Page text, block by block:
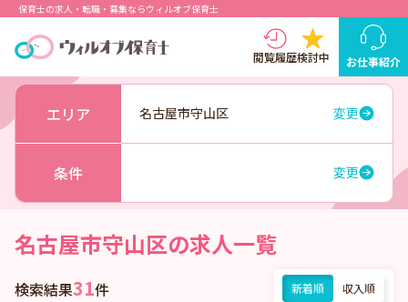
保育士の求人・転職・募集ならウィルオブ保育士
閲覧履歴検討中 お仕事紹介
エリア 名古屋市守山区 変更
条件 変更
名古屋市守山区の求人一覧
検索結果31件 新着順 収入順